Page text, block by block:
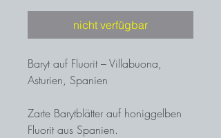
nicht verfügbar
Baryt auf Fluorit – Villabuona,
Asturien, Spanien
Zarte Barytblätter auf honiggelben
Fluorit aus Spanien.